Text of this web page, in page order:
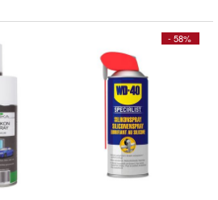
- 58%